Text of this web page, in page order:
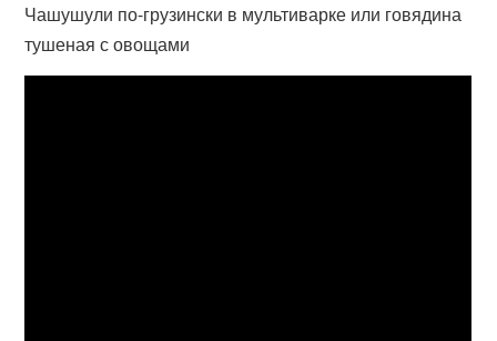
Чашушули по-грузински в мультиварке или говядина
тушеная с овощами